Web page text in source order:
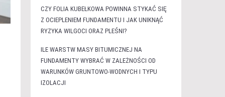
CZY FOLIA KUBEŁKOWA POWINNA STYKAĆ SIĘ
Z OCIEPLENIEM FUNDAMENTU I JAK UNIKNĄĆ
RYZYKA WILGOCI ORAZ PLEŚNI?
ILE WARSTW MASY BITUMICZNEJ NA
FUNDAMENTY WYBRAĆ W ZALEŻNOŚCI OD
WARUNKÓW GRUNTOWO-WODNYCH I TYPU
IZOLACJI